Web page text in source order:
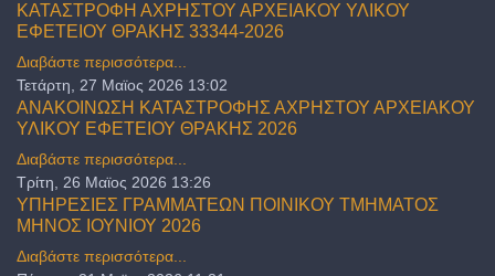
ΚΑΤΑΣΤΡΟΦΗ ΑΧΡΗΣΤΟΥ ΑΡΧΕΙΑΚΟΥ ΥΛΙΚΟΥ
ΕΦΕΤΕΙΟΥ ΘΡΑΚΗΣ 33344-2026
Διαβάστε περισσότερα...
Τετάρτη, 27 Μαϊος 2026 13:02
ΑΝΑΚΟΙΝΩΣΗ ΚΑΤΑΣΤΡΟΦΗΣ ΑΧΡΗΣΤΟΥ ΑΡΧΕΙΑΚΟΥ
ΥΛΙΚΟΥ ΕΦΕΤΕΙΟΥ ΘΡΑΚΗΣ 2026
Διαβάστε περισσότερα...
Τρίτη, 26 Μαϊος 2026 13:26
ΥΠΗΡΕΣΙΕΣ ΓΡΑΜΜΑΤΕΩΝ ΠΟΙΝΙΚΟΥ ΤΜΗΜΑΤΟΣ
ΜΗΝΟΣ ΙΟΥΝΙΟΥ 2026
Διαβάστε περισσότερα...